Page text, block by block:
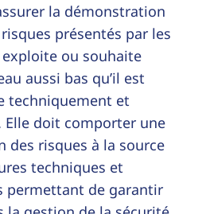
la démonstration
présentés par les
ou souhaite
aussi bas qu’il est
techniquement et
doit comporter une
des risques à la source
techniques et
permettant de garantir